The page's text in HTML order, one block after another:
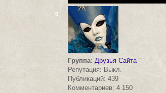
0
Группа:Друзья Сайта
Репутация: Выкл.
Публикаций: 439
Комментариев: 4 150